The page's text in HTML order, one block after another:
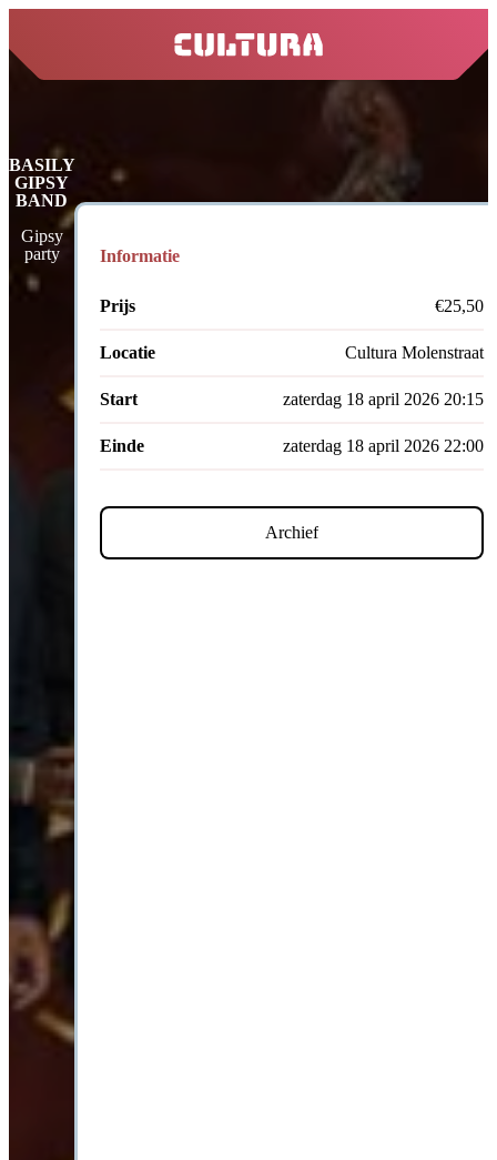
home
BASILY
GIPSY
BAND
Gipsy
party
Informatie
Prijs €25,50
Locatie Cultura Molenstraat
Start zaterdag 18 april 2026 20:15
Einde zaterdag 18 april 2026 22:00
Archief